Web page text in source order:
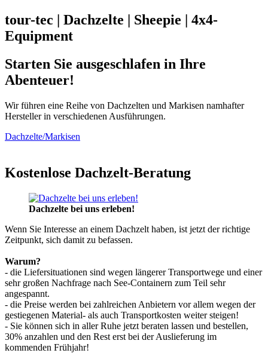
tour-tec | Dachzelte | Sheepie | 4x4-
Equipment
Starten Sie ausgeschlafen in Ihre
Abenteuer!
Wir führen eine Reihe von Dachzelten und Markisen namhafter
Hersteller in verschiedenen Ausführungen.
Dachzelte/Markisen
Kostenlose Dachzelt-Beratung
Dachzelte bei uns erleben!
Wenn Sie Interesse an einem Dachzelt haben, ist jetzt der richtige
Zeitpunkt, sich damit zu befassen.
Warum?
- die Liefersituationen sind wegen längerer Transportwege und einer
sehr großen Nachfrage nach See-Containern zum Teil sehr
angespannt.
- die Preise werden bei zahlreichen Anbietern vor allem wegen der
gestiegenen Material- als auch Transportkosten weiter steigen!
- Sie können sich in aller Ruhe jetzt beraten lassen und bestellen,
30% anzahlen und den Rest erst bei der Auslieferung im
kommenden Frühjahr!